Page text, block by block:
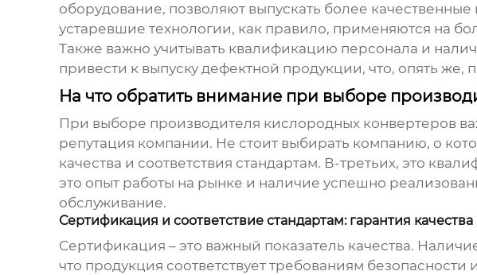
оборудование, позволяют выпускать более
устаревшие технологии, как правило, применяются на
Также важно учитывать квалификацию персонала и
привести к выпуску дефектной продукции, что, опять
На что обратить внимание при выборе
При выборе производителя кислородных конвертеров
репутация компании. Не стоит выбирать компанию, о
качества и соответствия стандартам. В-третьих, это
это опыт работы на рынке и наличие успешно
обслуживание.
Сертификация и соответствие стандартам: гарантия качества
Сертификация – это важный показатель качества.
что продукция соответствует требованиям